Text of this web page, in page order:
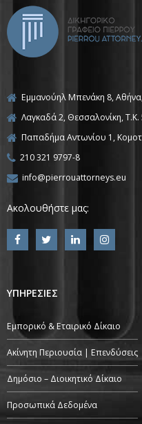
Εμμανούηλ Μπενάκη 8,
Λαγκαδά 2, Θεσσαλονίκη, T.K.
Παπαδήμα Αντωνίου 1,
210 321 9797-8
info@pierrouattorneys.eu
Ακολουθήστε μας:
ΥΠΗΡΕΣΙΕΣ
Εμπορικό & Εταιρικό Δίκαιο
Ακίνητη Περιουσία | Επενδύσεις
Δημόσιο – Διοικητικό Δίκαιο
Προσωπικά Δεδομένα